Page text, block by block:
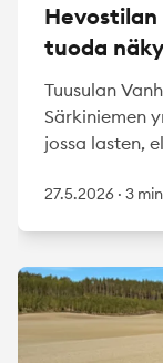
tuoda
Tuusulan
Särkiniemen
jossa lasten,
27.5.2026 · 3